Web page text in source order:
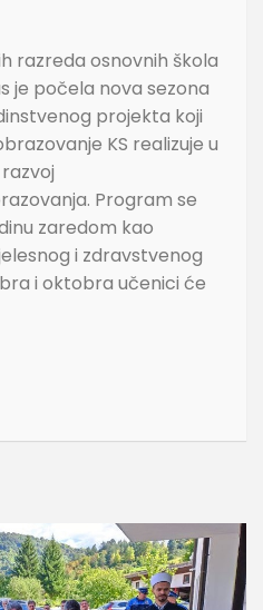
razreda osnovnih škola
je počela nova sezona
projekta koji
KS realizuje u
Program se
zaredom kao
i zdravstvenog
i oktobra učenici će